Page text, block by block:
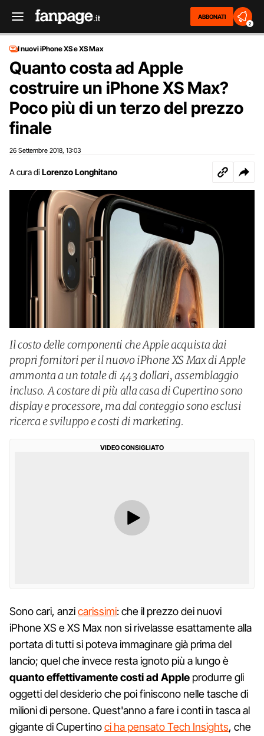
ABBONATI
2
I nuovi iPhone XS e XS Max
Quanto costa ad Apple
costruire un iPhone XS Max?
Poco più di un terzo del prezzo
finale
26 Settembre 2018 13:03
A cura di Lorenzo Longhitano
Il costo delle componenti che Apple acquista dai
propri fornitori per il nuovo iPhone XS Max di Apple
ammonta a un totale di 443 dollari, assemblaggio
incluso. A costare di più alla casa di Cupertino sono
display e processore, ma dal conteggio sono esclusi
ricerca e sviluppo e costi di marketing.
VIDEO CONSIGLIATO
Sono cari, anzicarissimi: che il prezzo dei nuovi
iPhone XS e XS Max non si rivelasse esattamente alla
portata di tutti si poteva immaginare già prima del
lancio; quel che invece resta ignoto più a lungo è
quanto effettivamente costi ad Apple produrre gli
oggetti del desiderio che poi finiscono nelle tasche di
milioni di persone. Quest'anno a fare i conti in tasca al
gigante di Cupertinoci ha pensato Tech Insights, che